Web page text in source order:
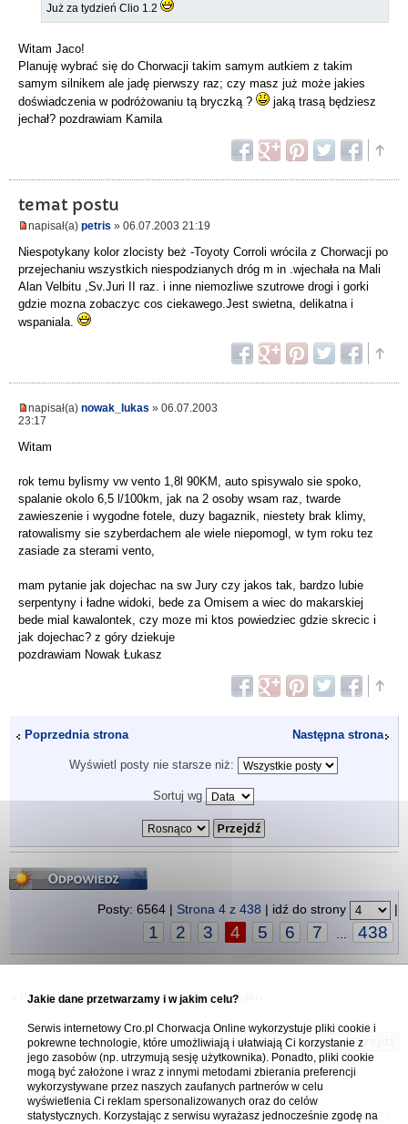
Już za tydzień Clio 1.2
Witam Jaco!
Planuję wybrać się do Chorwacji takim samym autkiem z takim
samym silnikem ale jadę pierwszy raz; czy masz już może jakies
doświadczenia w podróżowaniu tą bryczką ?
jaką trasą będziesz
jechał? pozdrawiam Kamila
temat postu
napisał(a) petris » 06.07.2003 21:19
Niespotykany kolor zlocisty beż -Toyoty Corroli wrócila z Chorwacji po
przejechaniu wszystkich niespodzianych dróg m in .wjechała na Mali
Alan Velbitu ,Sv.Juri II raz. i inne niemozliwe szutrowe drogi i gorki
gdzie mozna zobaczyc cos ciekawego.Jest swietna, delikatna i
wspaniala.
napisał(a) nowak_lukas » 06.07.2003
23:17
Witam
rok temu bylismy vw vento 1,8l 90KM, auto spisywalo sie spoko,
spalanie okolo 6,5 l/100km, jak na 2 osoby wsam raz, twarde
zawieszenie i wygodne fotele, duzy bagaznik, niestety brak klimy,
ratowalismy sie szyberdachem ale wiele niepomogl, w tym roku tez
zasiade za sterami vento,
mam pytanie jak dojechac na sw Jury czy jakos tak, bardzo lubie
serpentyny i ładne widoki, bede za Omisem a wiec do makarskiej
bede mial kawalontek, czy moze mi ktos powiedziec gdzie skrecic i
jak dojechac? z góry dziekuje
pozdrawiam Nowak Łukasz
Poprzednia strona Następna strona
Wyświetl posty nie starsze niż:
Sortuj wg
Odpowiedz
Posty: 6564 | Strona 4 z 438 | idź do strony |
1 2 3 4 5 6 7 438
Powrót do Rozmowy o turystyce i nie tylko
Skocz do:
Forum Chorwacja Online - Cro.pl
Usuń ciasteczka• Strefa czasowa: UTC + 1 (Polska - czas zimowy) [ DST
Jakie dane przetwarzamy i w jakim celu?
Serwis internetowy Cro.pl Chorwacja Online wykorzystuje pliki cookie i
pokrewne technologie, które umożliwiają i ułatwiają Ci korzystanie z
jego zasobów (np. utrzymują sesję użytkownika). Ponadto, pliki cookie
mogą być założone i wraz z innymi metodami zbierania preferencji
wykorzystywane przez naszych zaufanych partnerów w celu
wyświetlenia Ci reklam spersonalizowanych oraz do celów
statystycznych. Korzystając z serwisu wyrażasz jednocześnie zgodę na